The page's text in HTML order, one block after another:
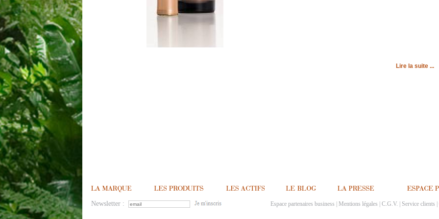
Lire la suite ...
Newsletter : Espace partenaires business | Mentions légales | C.G.V. | Service clients |